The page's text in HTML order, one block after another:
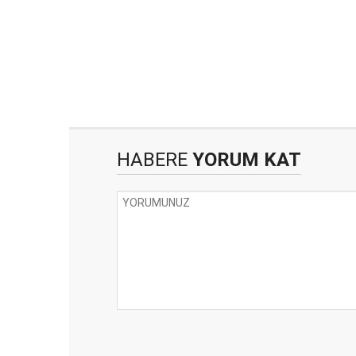
HABERE YORUM KAT